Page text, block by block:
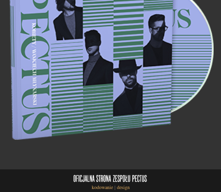
kodowanie | design